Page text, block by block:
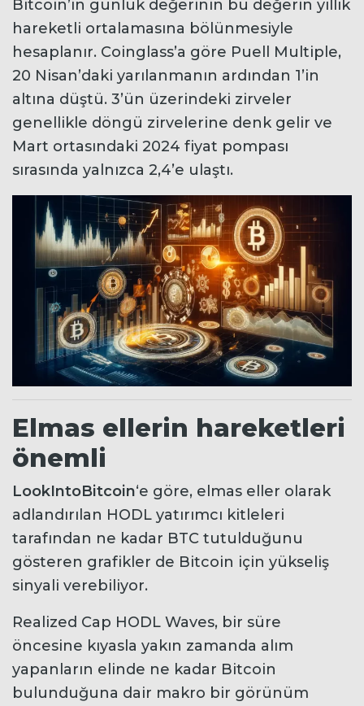
Bitcoin’in günlük değerinin bu değerin yıllık
hareketli ortalamasına bölünmesiyle
hesaplanır. Coinglass’a göre Puell Multiple,
20 Nisan’daki yarılanmanın ardından 1’in
altına düştü. 3’ün üzerindeki zirveler
genellikle döngü zirvelerine denk gelir ve
Mart ortasındaki 2024 fiyat pompası
sırasında yalnızca 2,4’e ulaştı.
Elmas ellerin hareketleri
önemli
LookIntoBitcoin‘e göre, elmas eller olarak
adlandırılan HODL yatırımcı kitleleri
tarafından ne kadar BTC tutulduğunu
gösteren grafikler de Bitcoin için yükseliş
sinyali verebiliyor.
Realized Cap HODL Waves, bir süre
öncesine kıyasla yakın zamanda alım
yapanların elinde ne kadar Bitcoin
bulunduğuna dair makro bir görünüm